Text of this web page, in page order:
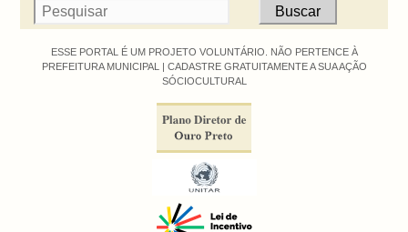
ESSE PORTAL É UM PROJETO VOLUNTÁRIO. NÃO PERTENCE À
PREFEITURA MUNICIPAL | CADASTRE GRATUITAMENTE A SUA AÇÃO
SÓCIOCULTURAL